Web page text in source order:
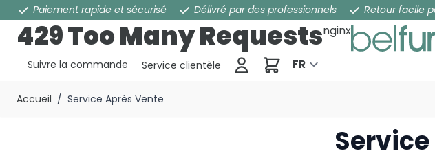
Paiement rapide et sécurisé Délivré par des professionnels Retour facile
429 Too Many Requestsnginx
Suivre la commande Service clientèle Panier
FR
Accueil / Service Après Vente